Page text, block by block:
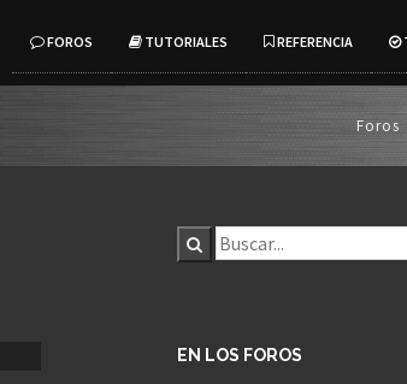
FOROS TUTORIALES REFERENCIA
Foros
EN LOS FOROS